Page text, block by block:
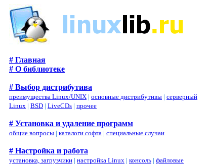
# Главная
# О библиотеке
# Выбор дистрибутива
преимущества Linux/UNIX | основные дистрибутивы | серверный
Linux | BSD | LiveCDs | прочее
# Установка и удаление программ
общие вопросы | каталоги софта | специальные случаи
# Настройка и работа
установка, загрузчики | настройка Linux | консоль | файловые